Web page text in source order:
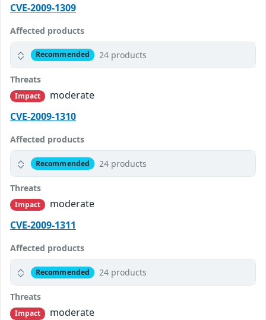
CVE-2009-1309
Affected products
Recommended 24 products
Threats
Impact
moderate
CVE-2009-1310
Affected products
Recommended 24 products
Threats
Impact
moderate
CVE-2009-1311
Affected products
Recommended 24 products
Threats
Impact
moderate